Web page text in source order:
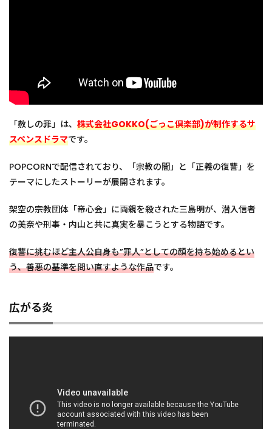
「赦しの罪」は、 株式会社GOKKO(ごっこ倶楽部)が制作するサ
スペンスドラマです。
POPCORNで配信されており、「宗教の闇」と「正義の復讐」を
テーマにしたストーリーが展開されます。
架空の宗教団体「帝心会」に両親を殺された三島明が、潜入信者
の美奈や刑事・内山と共に真実を暴こうとする物語です。
復讐に挑むほど主人公自身も”罪人”としての顔を持ち始めるとい
う、善悪の基準を問い直すような作品です。
広がる炎